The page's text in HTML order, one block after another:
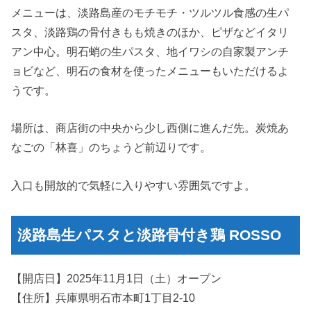
メニューは、淡路島産のモチモチ・ツルツル食感の生パ
スタ、淡路鶏の骨付きもも焼きのほか、ピザなどイタリ
アン中心。明石蛸の生パスタ、地イワシの自家製アンチ
ョビなど、明石の食材を使ったメニューもいただけるよ
うです。
場所は、商店街の中央から少し西側に進んだ先。炭焼あ
なごの「林喜」のちょうど前辺りです。
入口も開放的で気軽に入りやすい雰囲気ですよ。
淡路島生パスタと淡路骨付き鶏 ROSSO
【開店日】2025年11月1日（土）オープン
【住所】兵庫県明石市本町1丁目2-10